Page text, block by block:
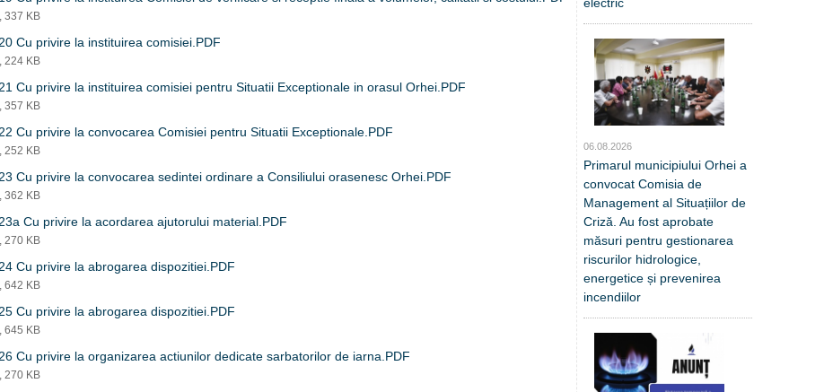
337 KB
Cu privire la instituirea comisiei.PDF
224 KB
Cu privire la instituirea comisiei pentru Situatii Exceptionale in orasul Orhei.PDF
357 KB
Cu privire la convocarea Comisiei pentru Situatii Exceptionale.PDF
252 KB
Cu privire la convocarea sedintei ordinare a Consiliului orasenesc Orhei.PDF
362 KB
Cu privire la acordarea ajutorului material.PDF
270 KB
Cu privire la abrogarea dispozitiei.PDF
642 KB
Cu privire la abrogarea dispozitiei.PDF
645 KB
Cu privire la organizarea actiunilor dedicate sarbatorilor de iarna.PDF
270 KB
06.08.2026
Primarul municipiului Orhei a
convocat Comisia de
Management al Situațiilor de
Criză. Au fost aprobate
măsuri pentru gestionarea
riscurilor hidrologice,
energetice și prevenirea
incendiilor